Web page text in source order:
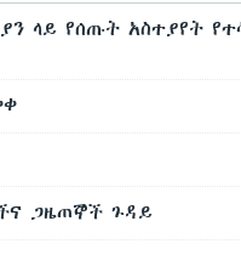
ላይ የሰጡት አስተያየት
ጋዜጠኞች ጉዳይ